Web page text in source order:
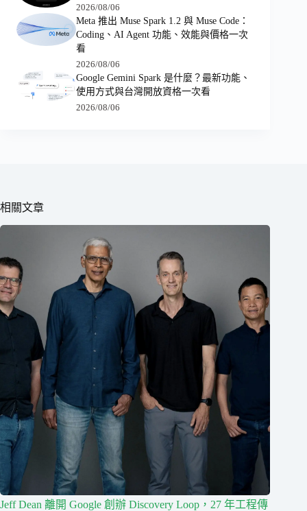
2026/08/06
Meta 推出 Muse Spark 1.2 與 Muse Code：
Coding、AI Agent 功能、效能與價格一次
看
2026/08/06
Google Gemini Spark 是什麼？最新功能、
使用方式與台灣開放資格一次看
2026/08/06
相關文章
Jeff Dean 離開 Google 創辦 Discovery Loop，27 年工程傳